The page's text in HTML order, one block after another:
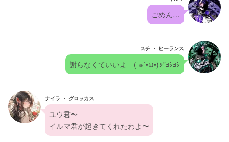
ごめん…
スチ ・ ヒーランス
謝らなくていいよ　( ๑´•ω•)۶”ﾖｼﾖｼ
ナイラ ・ グロッカス
ユウ君〜
イルマ君が起きてくれたわよ〜